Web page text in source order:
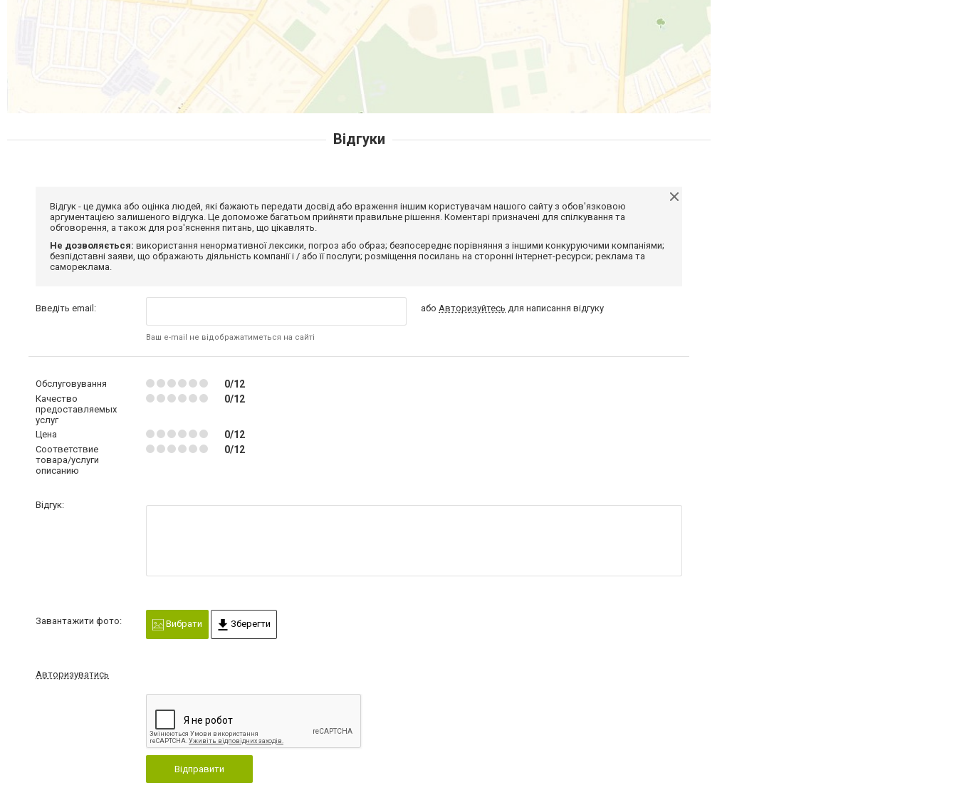
Відгуки
Відгук - це думка або оцінка людей, які бажають передати досвід або враження іншим користувачам нашого сайту з обов'язковою
аргументацією залишеного відгука. Це допоможе багатьом прийняти правильне рішення. Коментарі призначені для спілкування та
обговорення, а також для роз'яснення питань, що цікавлять.
Не дозволяється: використання ненормативної лексики, погроз або образ; безпосереднє порівняння з іншими конкуруючими компаніями;
безпідставні заяви, що ображають діяльність компанії і / або її послуги; розміщення посилань на сторонні інтернет-ресурси; реклама та
самореклама.
Введіть email:
Ваш e-mail не відображатиметься на сайті
абоАвторизуйтесь для написання відгуку
Обслуговування 0/12
Качество
предоставляемых
услуг
0/12
Цена 0/12
Соответствие
товара/услуги
описанию
0/12
Відгук:
Завантажити фото: Вибрати Зберегти
Авторизуватись
Відправити